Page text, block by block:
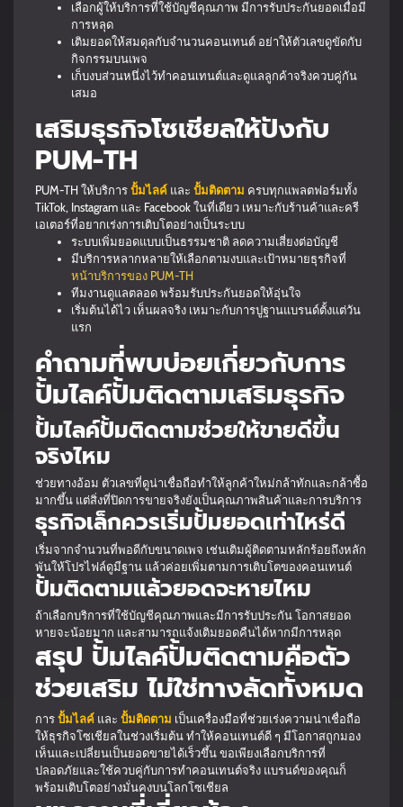
เลือกผู้ให้บริการที่ใช้บัญชีคุณภาพ มีการรับประกันยอดเมื่อมี
การหลุด
เติมยอดให้สมดุลกับจำนวนคอนเทนต์ อย่าให้ตัวเลขดูขัดกับ
กิจกรรมบนเพจ
เก็บงบส่วนหนึ่งไว้ทำคอนเทนต์และดูแลลูกค้าจริงควบคู่กัน
เสมอ
เสริมธุรกิจโซเชียลให้ปังกับ
PUM-TH
PUM-TH ให้บริการปั้มไลค์ และ ปั้มติดตาม ครบทุกแพลตฟอร์มทั้ง
TikTok, Instagram และ Facebook ในที่เดียว เหมาะกับร้านค้าและครี
เอเตอร์ที่อยากเร่งการเติบโตอย่างเป็นระบบ
ระบบเพิ่มยอดแบบเป็นธรรมชาติ ลดความเสี่ยงต่อบัญชี
มีบริการหลากหลายให้เลือกตามงบและเป้าหมายธุรกิจที่
หน้าบริการของ PUM-TH
ทีมงานดูแลตลอด พร้อมรับประกันยอดให้อุ่นใจ
เริ่มต้นได้ไว เห็นผลจริง เหมาะกับการปูฐานแบรนด์ตั้งแต่วัน
แรก
คำถามที่พบบ่อยเกี่ยวกับการ
ปั้มไลค์ปั้มติดตามเสริมธุรกิจ
ปั้มไลค์ปั้มติดตามช่วยให้ขายดีขึ้น
จริงไหม
ช่วยทางอ้อม ตัวเลขที่ดูน่าเชื่อถือทำให้ลูกค้าใหม่กล้าทักและกล้าซื้อ
มากขึ้น แต่สิ่งที่ปิดการขายจริงยังเป็นคุณภาพสินค้าและการบริการ
ธุรกิจเล็กควรเริ่มปั้มยอดเท่าไหร่ดี
เริ่มจากจำนวนที่พอดีกับขนาดเพจ เช่นเติมผู้ติดตามหลักร้อยถึงหลัก
พันให้โปรไฟล์ดูมีฐาน แล้วค่อยเพิ่มตามการเติบโตของคอนเทนต์
ปั้มติดตามแล้วยอดจะหายไหม
ถ้าเลือกบริการที่ใช้บัญชีคุณภาพและมีการรับประกัน โอกาสยอด
หายจะน้อยมาก และสามารถแจ้งเติมยอดคืนได้หากมีการหลุด
สรุป ปั้มไลค์ปั้มติดตามคือตัว
ช่วยเสริม ไม่ใช่ทางลัดทั้งหมด
การปั้มไลค์ และ ปั้มติดตาม เป็นเครื่องมือที่ช่วยเร่งความน่าเชื่อถือ
ให้ธุรกิจโซเชียลในช่วงเริ่มต้น ทำให้คอนเทนต์ดี ๆ มีโอกาสถูกมอง
เห็นและเปลี่ยนเป็นยอดขายได้เร็วขึ้น ขอเพียงเลือกบริการที่
ปลอดภัยและใช้ควบคู่กับการทำคอนเทนต์จริง แบรนด์ของคุณก็
พร้อมเติบโตอย่างมั่นคงบนโลกโซเชียล